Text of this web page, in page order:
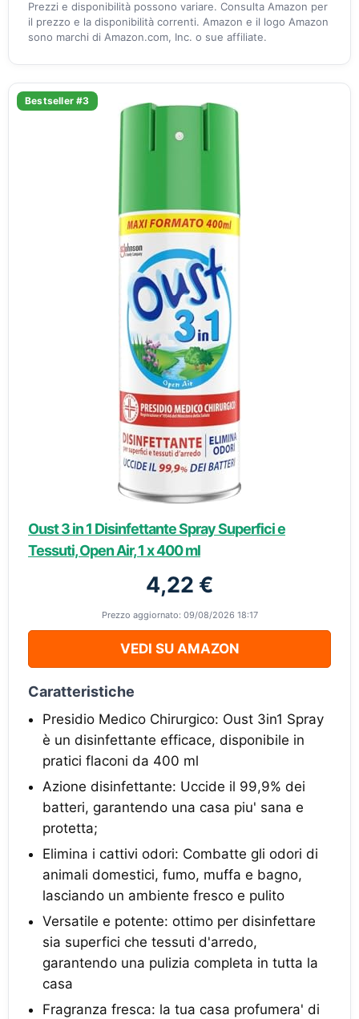
Prezzi e disponibilità possono variare. Consulta Amazon per
il prezzo e la disponibilità correnti. Amazon e il logo Amazon
sono marchi di Amazon.com, Inc. o sue affiliate.
Bestseller #3
Oust 3 in 1 Disinfettante Spray Superfici e
Tessuti, Open Air, 1 x 400 ml
4,22 €
Prezzo aggiornato: 09/08/2026 18:17
VEDI SU AMAZON
Caratteristiche
Presidio Medico Chirurgico: Oust 3in1 Spray
è un disinfettante efficace, disponibile in
pratici flaconi da 400 ml
Azione disinfettante: Uccide il 99,9% dei
batteri, garantendo una casa piu' sana e
protetta;
Elimina i cattivi odori: Combatte gli odori di
animali domestici, fumo, muffa e bagno,
lasciando un ambiente fresco e pulito
Versatile e potente: ottimo per disinfettare
sia superfici che tessuti d'arredo,
garantendo una pulizia completa in tutta la
casa
Fragranza fresca: la tua casa profumera' di